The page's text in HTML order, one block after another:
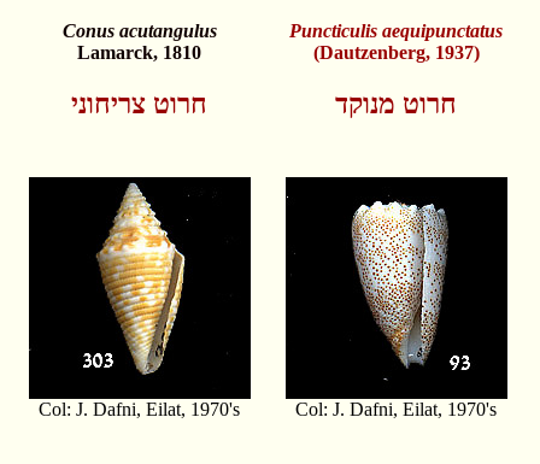
Conus acutangulus
Lamarck, 1810
Puncticulis aequipunctatus
(Dautzenberg, 1937)
חרוט צריחוני חרוט מנוקד
Col: J. Dafni, Eilat, 1970's Col: J. Dafni, Eilat, 1970's